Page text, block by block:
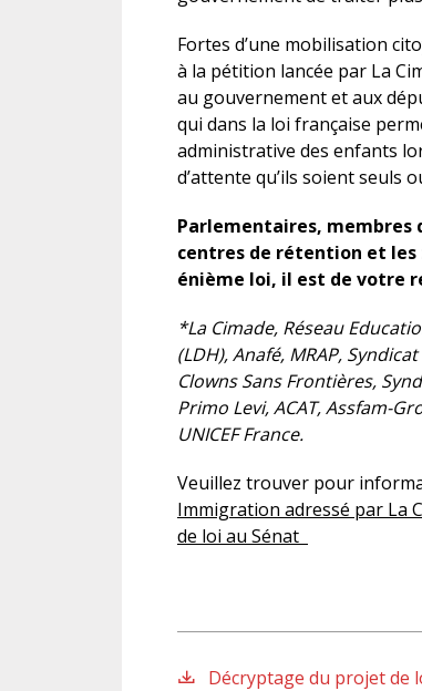
Fortes d’une mobilisation
à la pétition lancée par La
au gouvernement et aux
qui dans la loi française
administrative des enfants
d’attente qu’ils soient seuls
Parlementaires, membres
centres de rétention et les
énième loi, il est de votre
*La Cimade, Réseau
(LDH), Anafé, MRAP,
Clowns Sans Frontières,
Primo Levi, ACAT, Assfam-
UNICEF France.
Veuillez trouver pour
Immigration adressé par La
de loi au Sénat
Décryptage du projet de